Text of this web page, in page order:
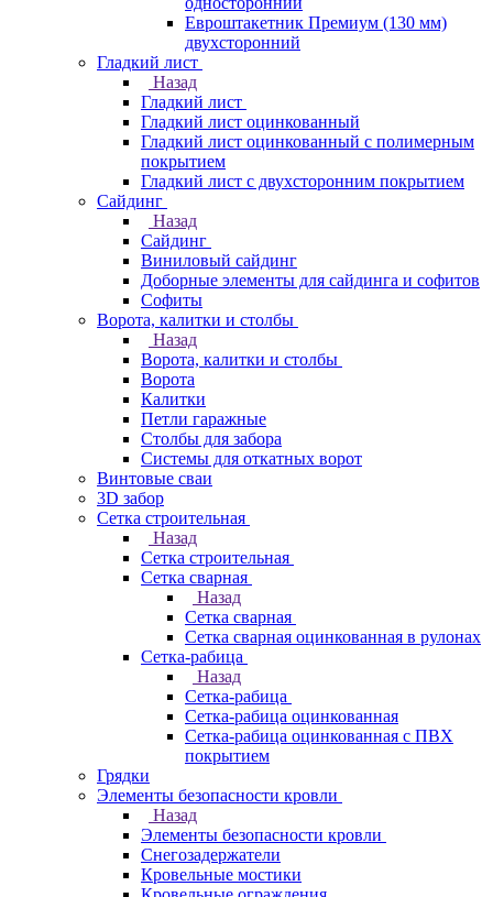
Евроштакетник Премиум (130 мм)
двухсторонний
Гладкий лист
Назад
Гладкий лист
Гладкий лист оцинкованный
Гладкий лист оцинкованный с полимерным
покрытием
Гладкий лист с двухсторонним покрытием
Сайдинг
Назад
Сайдинг
Виниловый сайдинг
Доборные элементы для сайдинга и софитов
Софиты
Ворота, калитки и столбы
Назад
Ворота, калитки и столбы
Ворота
Калитки
Петли гаражные
Столбы для забора
Системы для откатных ворот
Винтовые сваи
3D забор
Сетка строительная
Назад
Сетка строительная
Сетка сварная
Назад
Сетка сварная
Сетка сварная оцинкованная в рулонах
Сетка-рабица
Назад
Сетка-рабица
Сетка-рабица оцинкованная
Сетка-рабица оцинкованная с ПВХ
покрытием
Грядки
Элементы безопасности кровли
Назад
Элементы безопасности кровли
Снегозадержатели
Кровельные мостики